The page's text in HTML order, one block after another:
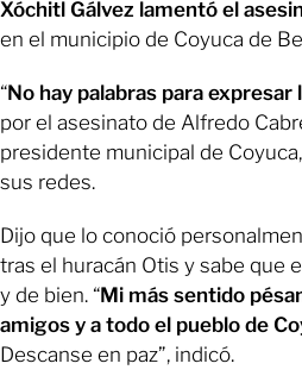
Xóchitl Gálvez lamentó el
en el municipio de Coyuca de
“No hay palabras para expresar
por el asesinato de Alfredo
presidente municipal de
sus redes.
Dijo que lo conoció
tras el huracán Otis y sabe que
y de bien. “Mi más sentido
amigos y a todo el pueblo de
Descanse en paz”, indicó.